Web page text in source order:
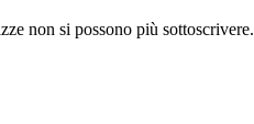
non si possono più sottoscrivere.